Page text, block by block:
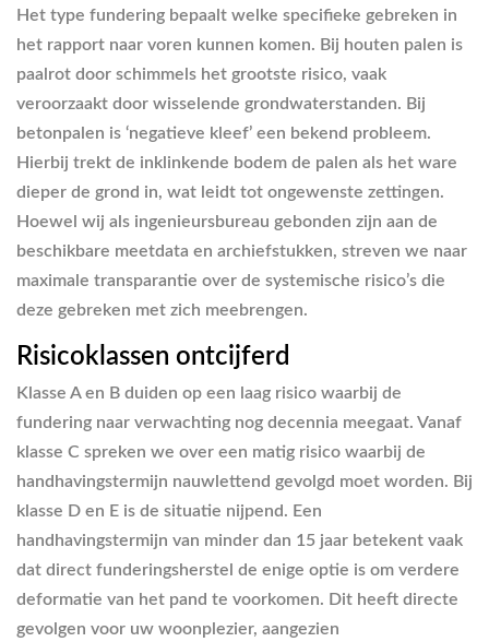
Het type fundering bepaalt welke specifieke gebreken in
het rapport naar voren kunnen komen. Bij houten palen is
paalrot door schimmels het grootste risico, vaak
veroorzaakt door wisselende grondwaterstanden. Bij
betonpalen is ‘negatieve kleef’ een bekend probleem.
Hierbij trekt de inklinkende bodem de palen als het ware
dieper de grond in, wat leidt tot ongewenste zettingen.
Hoewel wij als ingenieursbureau gebonden zijn aan de
beschikbare meetdata en archiefstukken, streven we naar
maximale transparantie over de systemische risico’s die
deze gebreken met zich meebrengen.
Risicoklassen ontcijferd
Klasse A en B duiden op een laag risico waarbij de
fundering naar verwachting nog decennia meegaat. Vanaf
klasse C spreken we over een matig risico waarbij de
handhavingstermijn nauwlettend gevolgd moet worden. Bij
klasse D en E is de situatie nijpend. Een
handhavingstermijn van minder dan 15 jaar betekent vaak
dat direct funderingsherstel de enige optie is om verdere
deformatie van het pand te voorkomen. Dit heeft directe
gevolgen voor uw woonplezier, aangezien